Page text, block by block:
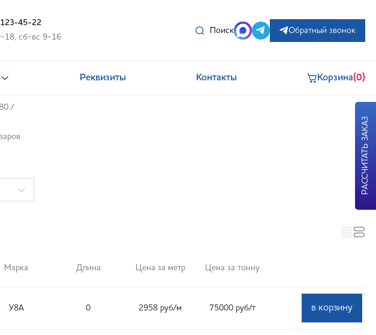
45-22
18, сб-вс 9-16
Поиск Обратный звонок
Реквизиты Контакты Корзина(0)
80 /
Марка Длина Цена за метр Цена за тонну
У8А 0 2958 руб/м 75000 руб/т в корзину
РАССЧИТАТЬ ЗАКАЗ